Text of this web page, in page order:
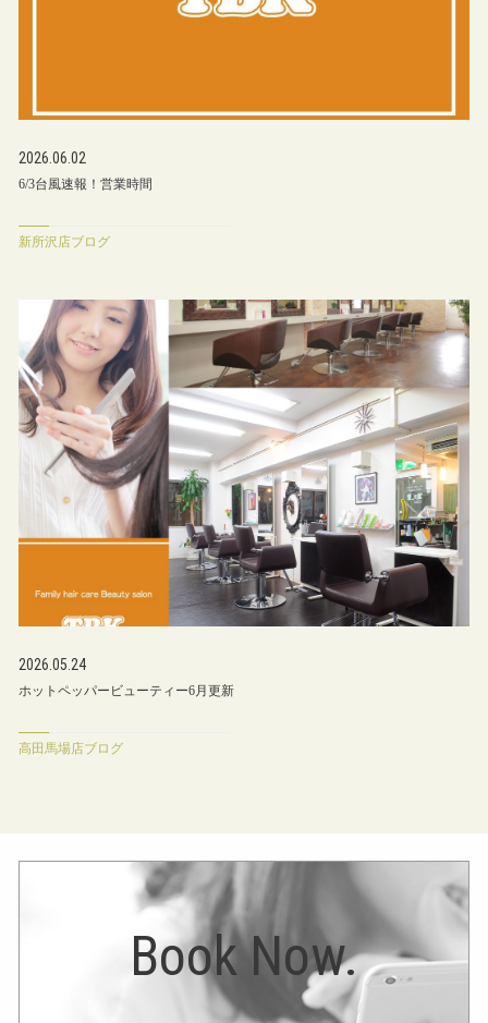
2026.06.02
6/3台風速報！営業時間
新所沢店ブログ
2026.05.24
ホットペッパービューティー6月更新
高田馬場店ブログ
Book Now.